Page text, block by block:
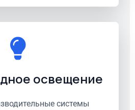
освещение
системы